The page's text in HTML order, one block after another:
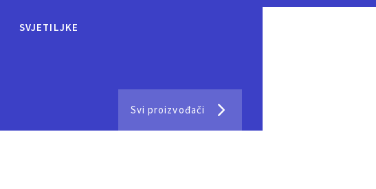
SVJETILJKE
Svi proizvođači